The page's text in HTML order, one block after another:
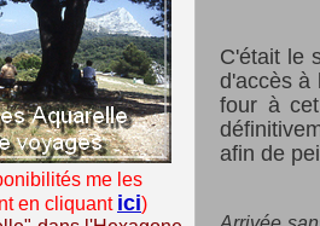
me les
en cliquant ici)
C'était le
d'accès à
four à
afin de